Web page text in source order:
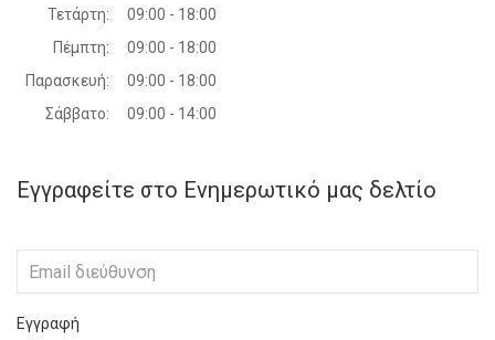
Τετάρτη:
09:00 - 18:00
Πέμπτη:
09:00 - 18:00
Παρασκευή:
09:00 - 18:00
Σάββατο:
09:00 - 14:00
Εγγραφείτε στο Ενημερωτικό μας δελτίο
Εγγραφή